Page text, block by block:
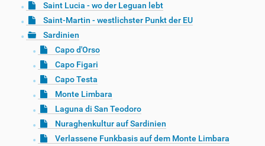
Saint Lucia - wo der Leguan lebt
Saint-Martin - westlichster Punkt der EU
Sardinien
Capo d'Orso
Capo Figari
Capo Testa
Monte Limbara
Laguna di San Teodoro
Nuraghenkultur auf Sardinien
Verlassene Funkbasis auf dem Monte Limbara